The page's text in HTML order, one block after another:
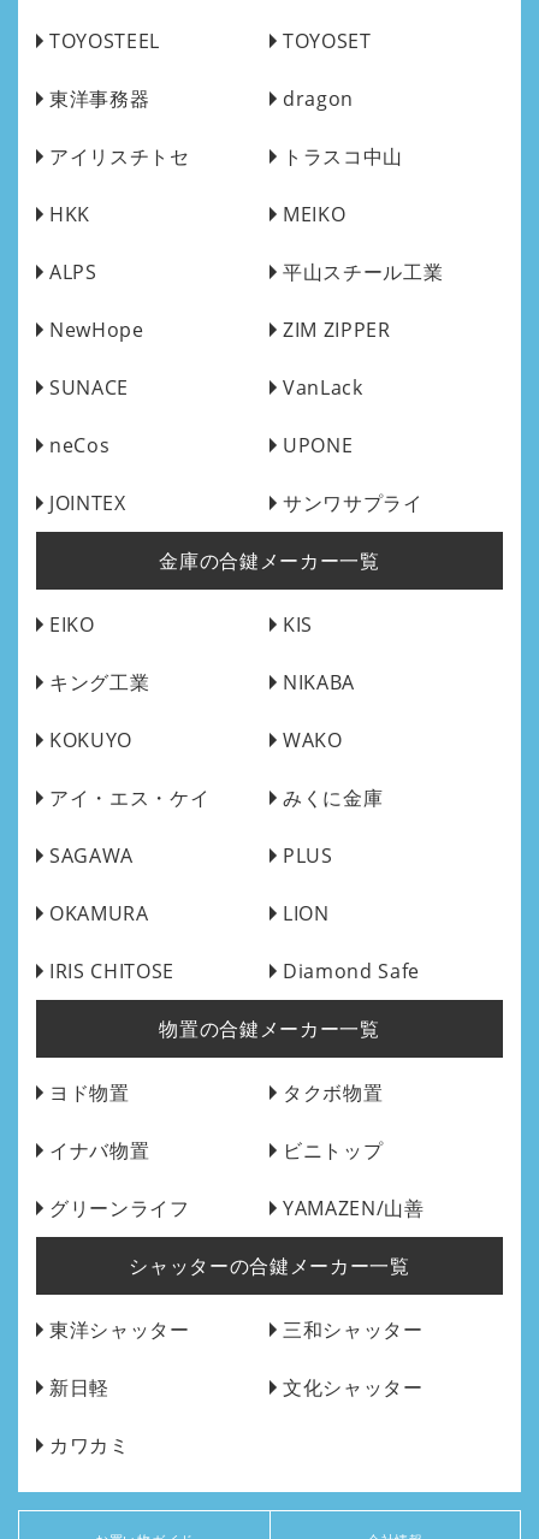
TOYOSTEEL TOYOSET
東洋事務器 dragon
アイリスチトセ トラスコ中山
HKK MEIKO
ALPS 平山スチール工業
NewHope ZIM ZIPPER
SUNACE VanLack
neCos UPONE
JOINTEX サンワサプライ
金庫の合鍵メーカー一覧
EIKO KIS
キング工業 NIKABA
KOKUYO WAKO
アイ・エス・ケイ みくに金庫
SAGAWA PLUS
OKAMURA LION
IRIS CHITOSE Diamond Safe
物置の合鍵メーカー一覧
ヨド物置 タクボ物置
イナバ物置 ビニトップ
グリーンライフ YAMAZEN/山善
シャッターの合鍵メーカー一覧
東洋シャッター 三和シャッター
新日軽 文化シャッター
カワカミ